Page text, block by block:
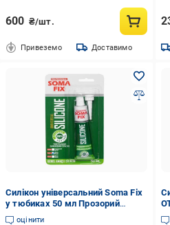
600 ₴/шт.
Привеземо Доставимо
Силікон універсальний Soma Fix
у тюбиках 50 мл Прозорий
(28170864)
оцінити